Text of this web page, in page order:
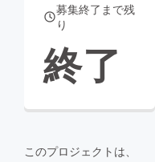
募集終了まで残
り
終了
このプロジェクトは、